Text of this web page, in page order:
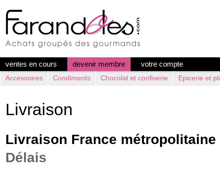
ventes en cours devenir membre votre compte
Accessoires Condiments Chocolat et confiserie Epicerie et
Livraison
Livraison France métropolitaine
Délais